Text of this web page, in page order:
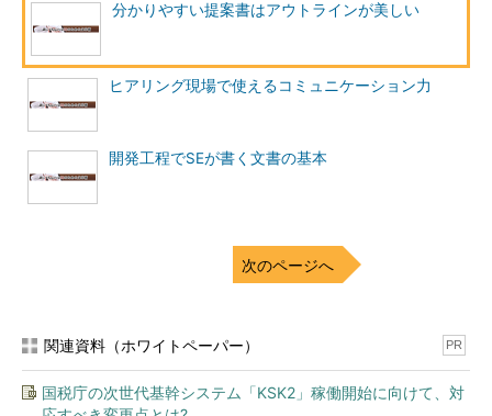
分かりやすい提案書はアウトラインが美しい
ヒアリング現場で使えるコミュニケーション力
開発工程でSEが書く文書の基本
次のページへ
関連資料（ホワイトペーパー） PR
国税庁の次世代基幹システム「KSK2」稼働開始に向けて、対